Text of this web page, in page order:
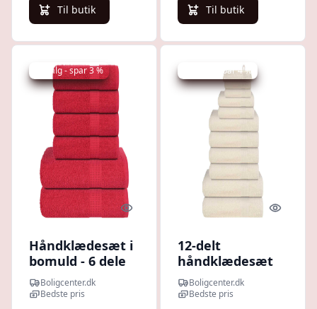
Til butik Til butik
Udsalg - spar 3 %
Quick look
Håndklædesæt i
bomuld - 6 dele
FROGN, rød 360
g/m²
Boligcenter.dk
Bedste pris
Udsalg - spar 4 %
Quick
12-delt
håndklædesæt
FROGN - creme,
360 g/m², 100 %
Boligcenter.dk
Bedste pris